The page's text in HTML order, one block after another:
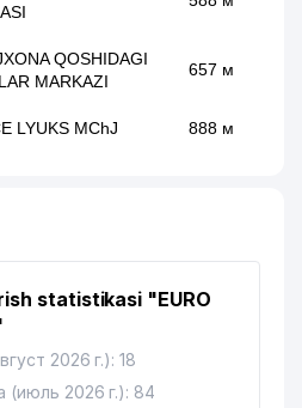
QOSHIDAGI
MARKAZI
657 м
LYUKS MChJ 888 м
statistikasi "EURO
2026 г.): 18
(июль 2026 г.): 84